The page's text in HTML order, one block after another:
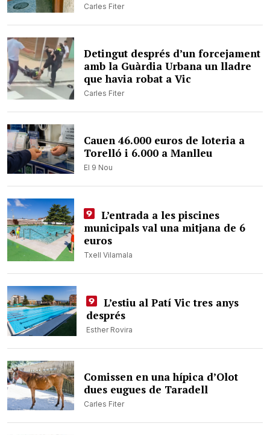
Carles Fiter
Detingut després d’un forcejament
amb la Guàrdia Urbana un lladre
que havia robat a Vic
Carles Fiter
Cauen 46.000 euros de loteria a
Torelló i 6.000 a Manlleu
El 9 Nou
L’entrada a les piscines
municipals val una mitjana de 6
euros
Txell Vilamala
L’estiu al Patí Vic tres anys
després
Esther Rovira
Comissen en una hípica d’Olot
dues eugues de Taradell
Carles Fiter